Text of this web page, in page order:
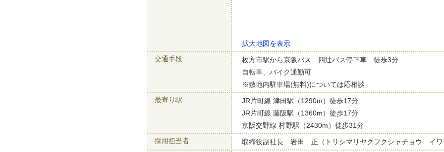
拡大地図を表示
交通手段
枚方市駅から京阪バス 四辻バス停下車 徒歩3分
自転車、バイク通勤可
※敷地内駐車場(無料)については応相談
最寄り駅
JR片町線 津田駅（1290m）徒歩17分
JR片町線 藤阪駅（1360m）徒歩17分
京阪交野線 村野駅（2430m）徒歩31分
採用担当者
取締役副社長 岩田 正（トリシマリヤクフクシャチョウ イワ